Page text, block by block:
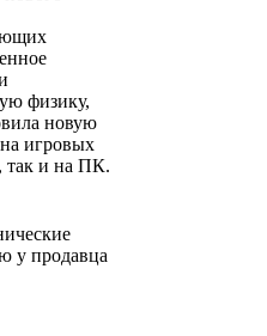
физику,
новую
игровых
так и на ПК.
у продавца